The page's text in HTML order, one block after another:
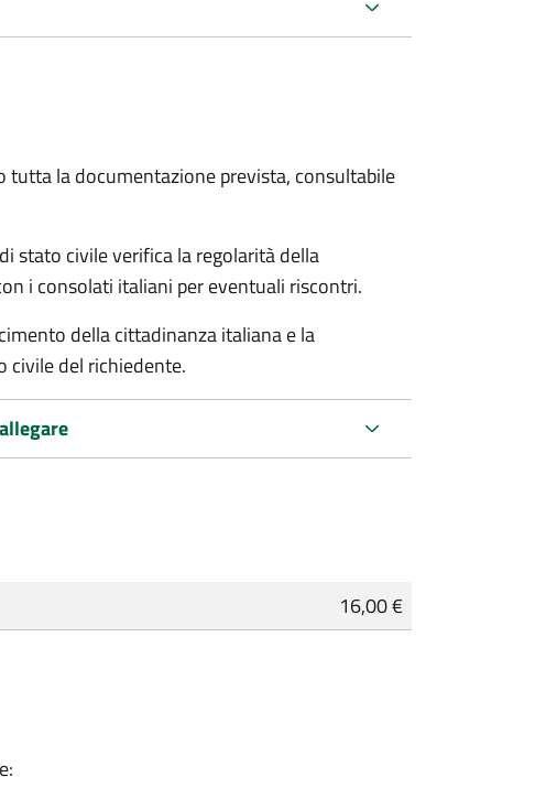
tutta la documentazione prevista, consultabile
stato civile verifica la regolarità della
i consolati italiani per eventuali riscontri.
della cittadinanza italiana e la
civile del richiedente.
16,00 €